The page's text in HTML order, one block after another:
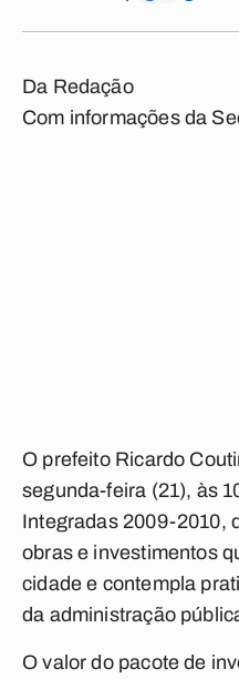
Da Redação
Com informações da
O prefeito Ricardo
segunda-feira (21), às
Integradas 2009-2010,
obras e investimentos
cidade e contempla
da administração
O valor do pacote de